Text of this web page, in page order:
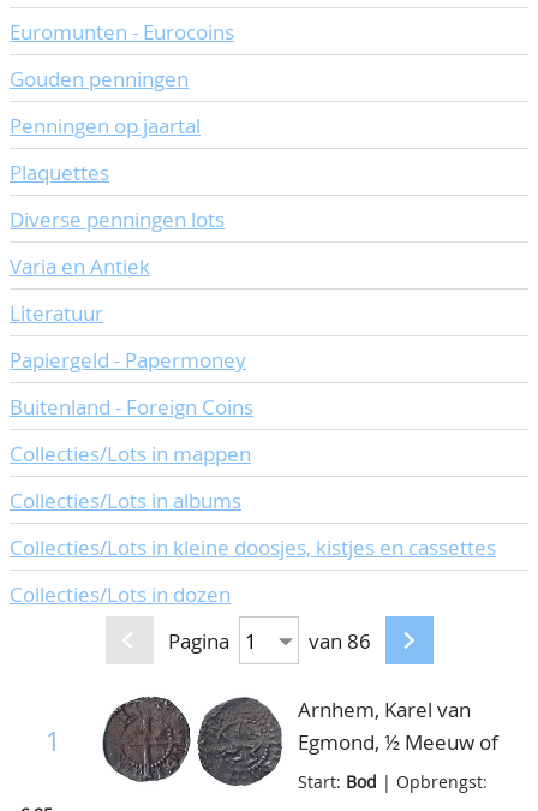
Euromunten - Eurocoins
Gouden penningen
Penningen op jaartal
Plaquettes
Diverse penningen lots
Varia en Antiek
Literatuur
Papiergeld - Papermoney
Buitenland - Foreign Coins
Collecties/Lots in mappen
Collecties/Lots in albums
Collecties/Lots in kleine doosjes, kistjes en cassettes
Collecties/Lots in dozen
Pagina
van 86
1
Arnhem, Karel van
Egmond, ½ Meeuw of
Muterken z.j., fraai
Start: Bod | Opbrengst: